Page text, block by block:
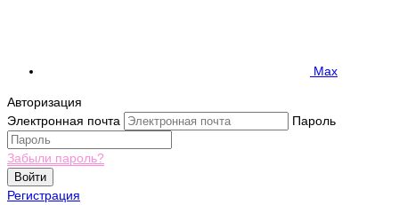
Max
Авторизация
Электронная почта
Пароль
Забыли пароль?
Войти
Регистрация